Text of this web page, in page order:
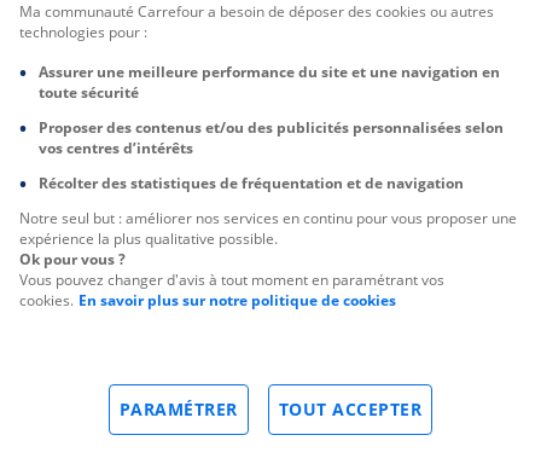
Ma communauté Carrefour a besoin de déposer des cookies ou autres
technologies pour :
Assurer une meilleure performance du site et une navigation en
toute sécurité
Proposer des contenus et/ou des publicités personnalisées selon
vos centres d’intérêts
Récolter des statistiques de fréquentation et de navigation
Notre seul but : améliorer nos services en continu pour vous proposer une
expérience la plus qualitative possible.
Ok pour vous ?
Vous pouvez changer d'avis à tout moment en paramétrant vos
cookies. En savoir plus sur notre politique de cookies
TOUT ACCEPTER
PARAMÉTRER